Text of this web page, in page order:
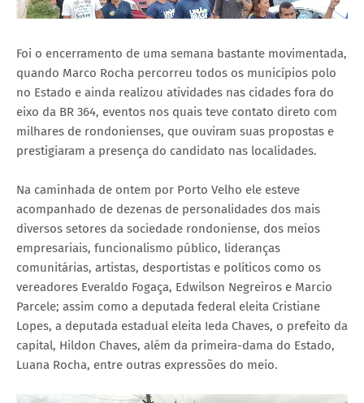
Foi o encerramento de uma semana bastante movimentada,
quando Marco Rocha percorreu todos os municípios polo
no Estado e ainda realizou atividades nas cidades fora do
eixo da BR 364, eventos nos quais teve contato direto com
milhares de rondonienses, que ouviram suas propostas e
prestigiaram a presença do candidato nas localidades.
Na caminhada de ontem por Porto Velho ele esteve
acompanhado de dezenas de personalidades dos mais
diversos setores da sociedade rondoniense, dos meios
empresariais, funcionalismo público, lideranças
comunitárias, artistas, desportistas e políticos como os
vereadores Everaldo Fogaça, Edwilson Negreiros e Marcio
Parcele; assim como a deputada federal eleita Cristiane
Lopes, a deputada estadual eleita Ieda Chaves, o prefeito da
capital, Hildon Chaves, além da primeira-dama do Estado,
Luana Rocha, entre outras expressões do meio.